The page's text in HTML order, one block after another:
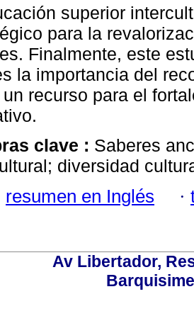
superior
para la
Finalmente, este
la importancia del
recurso para el
clave : Saberes
diversidad
resumen en Inglés ·
Av Libertador,